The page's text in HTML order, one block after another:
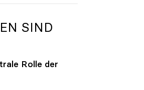
SIND
Rolle der